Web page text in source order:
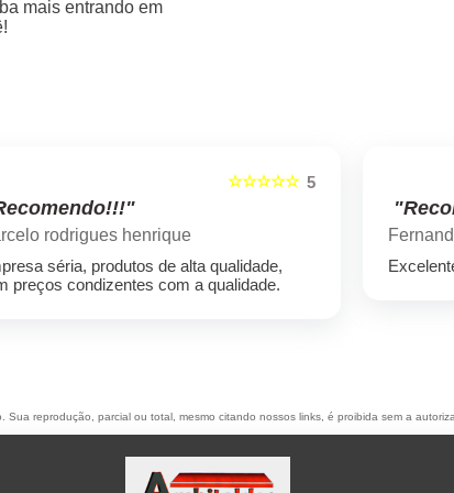
mais entrando em
☆☆☆☆☆
"Recomendo!!!"
Fernando Zambelli
Excelente atendimento e bons profissionais
Sua reprodução, parcial ou total, mesmo citando nossos links, é proibida sem a